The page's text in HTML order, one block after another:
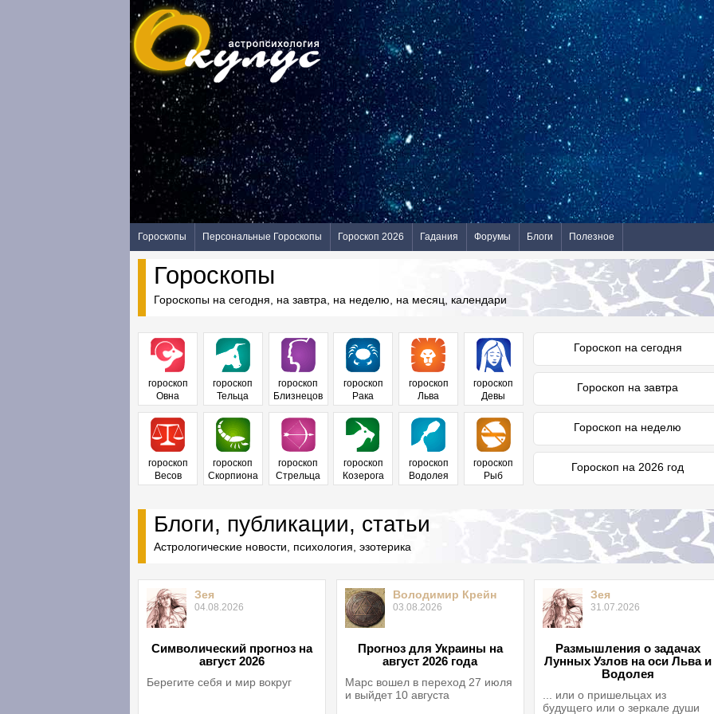
Гороскопы Персональные Гороскопы Гороскоп 2026 Гадания Форумы Блоги Полезное
Гороскопы
Гороскопы на сегодня, на завтра, на неделю, на месяц, календари
гороскоп
Овна
гороскоп
Тельца
гороскоп
Близнецов
гороскоп
Рака
гороскоп
Льва
гороскоп
Девы
гороскоп
Весов
гороскоп
Скорпиона
гороскоп
Стрельца
гороскоп
Козерога
гороскоп
Водолея
гороскоп
Рыб
Гороскоп на сегодня
Гороскоп на завтра
Гороскоп на неделю
Гороскоп на 2026 год
Блоги, публикации, статьи
Астрологические новости, психология, эзотерика
Зея
04.08.2026
Символический прогноз на
август 2026
Берегите себя и мир вокруг
Володимир Крейн
03.08.2026
Прогноз для Украины на
август 2026 года
Марс вошел в переход 27 июля
и выйдет 10 августа
Зея
31.07.2026
Размышления о задачах
Лунных Узлов на оси Льва и
Водолея
... или о пришельцах из
будущего или о зеркале души